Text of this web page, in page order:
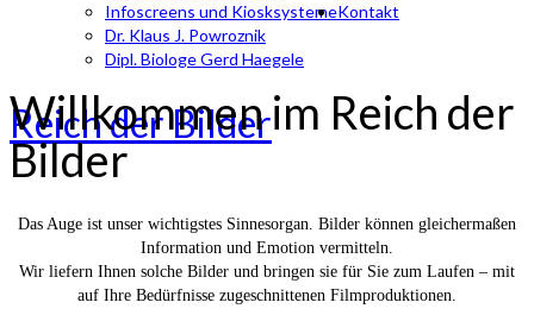
Infoscreens und KiosksystemeKontakt
Dr. Klaus J. Powroznik
Dipl. Biologe Gerd Haegele
Reich der Bilder
Willkommen im Reich der
Bilder
Das Auge ist unser wichtigstes Sinnesorgan. Bilder können gleichermaßen
Information und Emotion vermitteln.
Wir liefern Ihnen solche Bilder und bringen sie für Sie zum Laufen – mit
auf Ihre Bedürfnisse zugeschnittenen Filmproduktionen.